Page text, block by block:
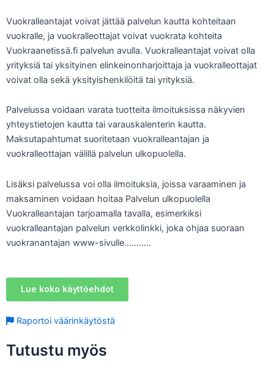
Vuokralleantajat voivat jättää palvelun kautta kohteitaan
vuokralle, ja vuokralleottajat voivat vuokrata kohteita
Vuokraanetissä.fi palvelun avulla. Vuokralleantajat voivat olla
yrityksiä tai yksityinen elinkeinonharjoittaja ja vuokralleottajat
voivat olla sekä yksityishenkilöitä tai yrityksiä.
Palvelussa voidaan varata tuotteita ilmoituksissa näkyvien
yhteystietojen kautta tai varauskalenterin kautta.
Maksutapahtumat suoritetaan vuokralleantajan ja
vuokralleottajan välillä palvelun ulkopuolella.
Lisäksi palvelussa voi olla ilmoituksia, joissa varaaminen ja
maksaminen voidaan hoitaa Palvelun ulkopuolella
Vuokralleantajan tarjoamalla tavalla, esimerkiksi
vuokralleantajan palvelun verkkolinkki, joka ohjaa suoraan
vuokranantajan www-sivulle………..
Lue koko käyttöehdot
Raportoi väärinkäytöstä
Tutustu myös